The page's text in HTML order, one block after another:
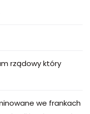
rządowy który
we frankach